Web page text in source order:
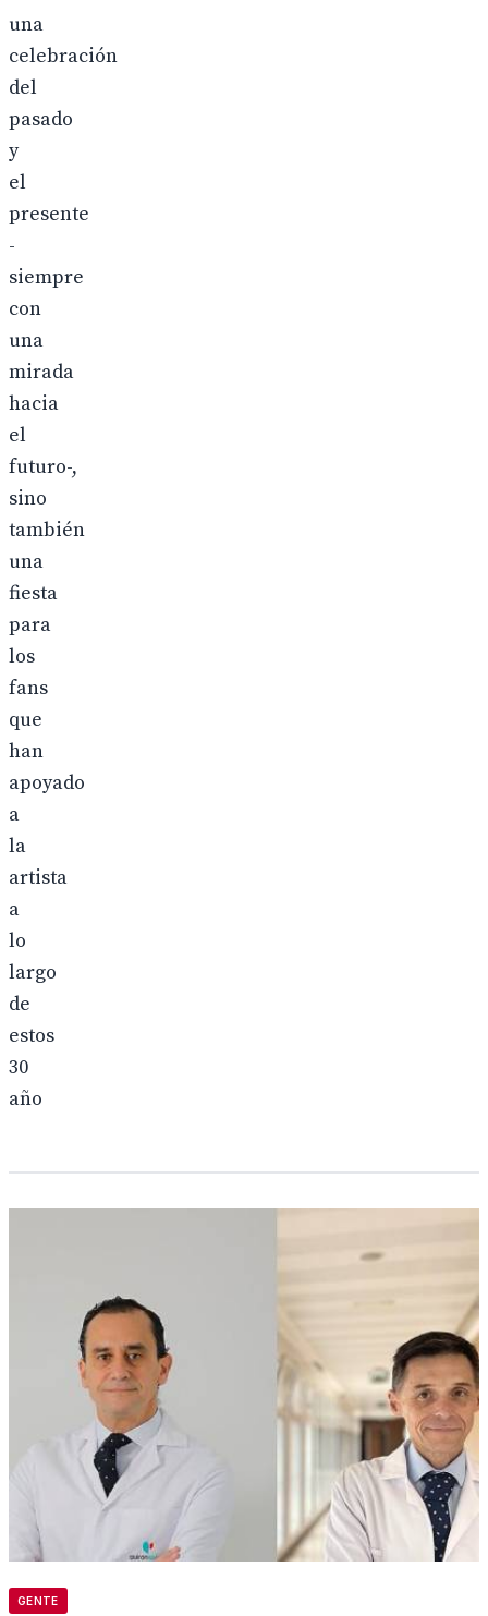
una
celebración
del
pasado
y
el
presente
-
siempre
con
una
mirada
hacia
el
futuro-,
sino
también
una
fiesta
para
los
fans
que
han
apoyado
a
la
artista
a
lo
largo
de
estos
30
año
GENTE